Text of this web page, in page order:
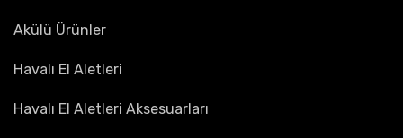
Akülü Ürünler
Havalı El Aletleri
Havalı El Aletleri Aksesuarları